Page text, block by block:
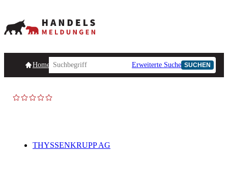
HomepageHandelsmeldungen Ad-Hoc-Meldungen
Erweiterte Suche SUCHEN
THYSSENKRUPP AG